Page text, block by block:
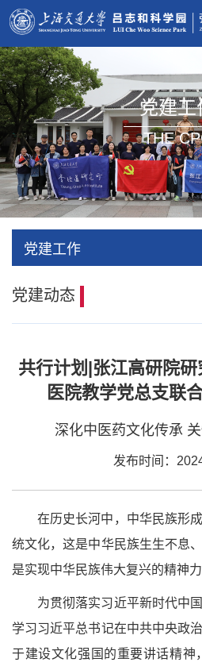
党建工
THE
党建工作
党建动态
共行计划|张江高研院
医院教学党总支联
深化中医药文化传承
发布时间：
在历史长河中，中华民族形
统文化，这是中华民族生生不息
是实现中华民族伟大复兴的精神力
为贯彻落实习近平新时代中
学习习近平总书记在中共中央政
于建设文化强国的重要讲话精神